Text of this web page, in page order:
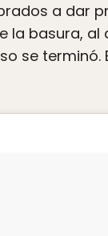
a dar
la basura,
se